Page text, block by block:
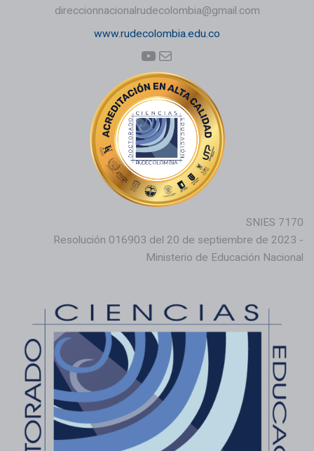
direccionnacionalrudecolombia@gmail.com
www.rudecolombia.edu.co
YouTube
Correo electrónico
SNIES 7170
Resolución 016903 del 20 de septiembre de 2023 -
Ministerio de Educación Nacional